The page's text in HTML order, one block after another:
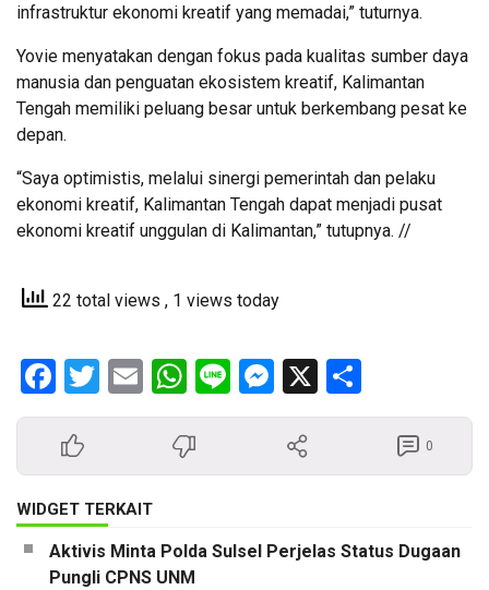
infrastruktur ekonomi kreatif yang memadai,” tuturnya.
Yovie menyatakan dengan fokus pada kualitas sumber daya
manusia dan penguatan ekosistem kreatif, Kalimantan
Tengah memiliki peluang besar untuk berkembang pesat ke
depan.
“Saya optimistis, melalui sinergi pemerintah dan pelaku
ekonomi kreatif, Kalimantan Tengah dapat menjadi pusat
ekonomi kreatif unggulan di Kalimantan,” tutupnya. //
22 total views , 1 views today
Facebook
Twitter
EmailWhatsApp
LineMessenger
X
0
WIDGET TERKAIT
Aktivis Minta Polda Sulsel Perjelas Status Dugaan
Pungli CPNS UNM